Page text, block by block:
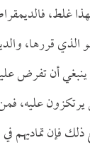
غلط،
الذي قررها،
أن تفرض
عليه، فمن
فإن تماديهم في